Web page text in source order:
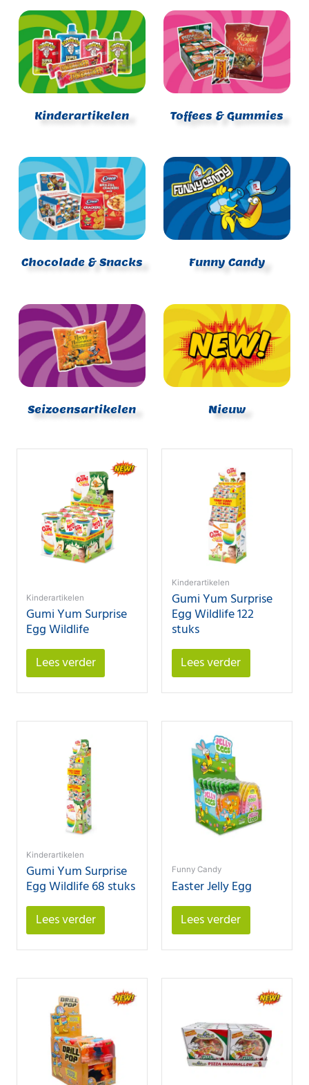
Kinderartikelen Toffees & Gummies
Chocolade & Snacks Funny Candy
Seizoensartikelen Nieuw
Kinderartikelen
Gumi Yum Surprise
Egg Wildlife
Lees verder
Kinderartikelen
Gumi Yum Surprise
Egg Wildlife 122
stuks
Lees verder
Kinderartikelen
Gumi Yum Surprise
Egg Wildlife 68 stuks
Lees verder
Funny Candy
Easter Jelly Egg
Lees verder